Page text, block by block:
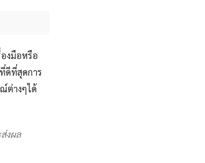
งมือหรือ
ดีที่สุดการ
ต่างๆได้
งผล